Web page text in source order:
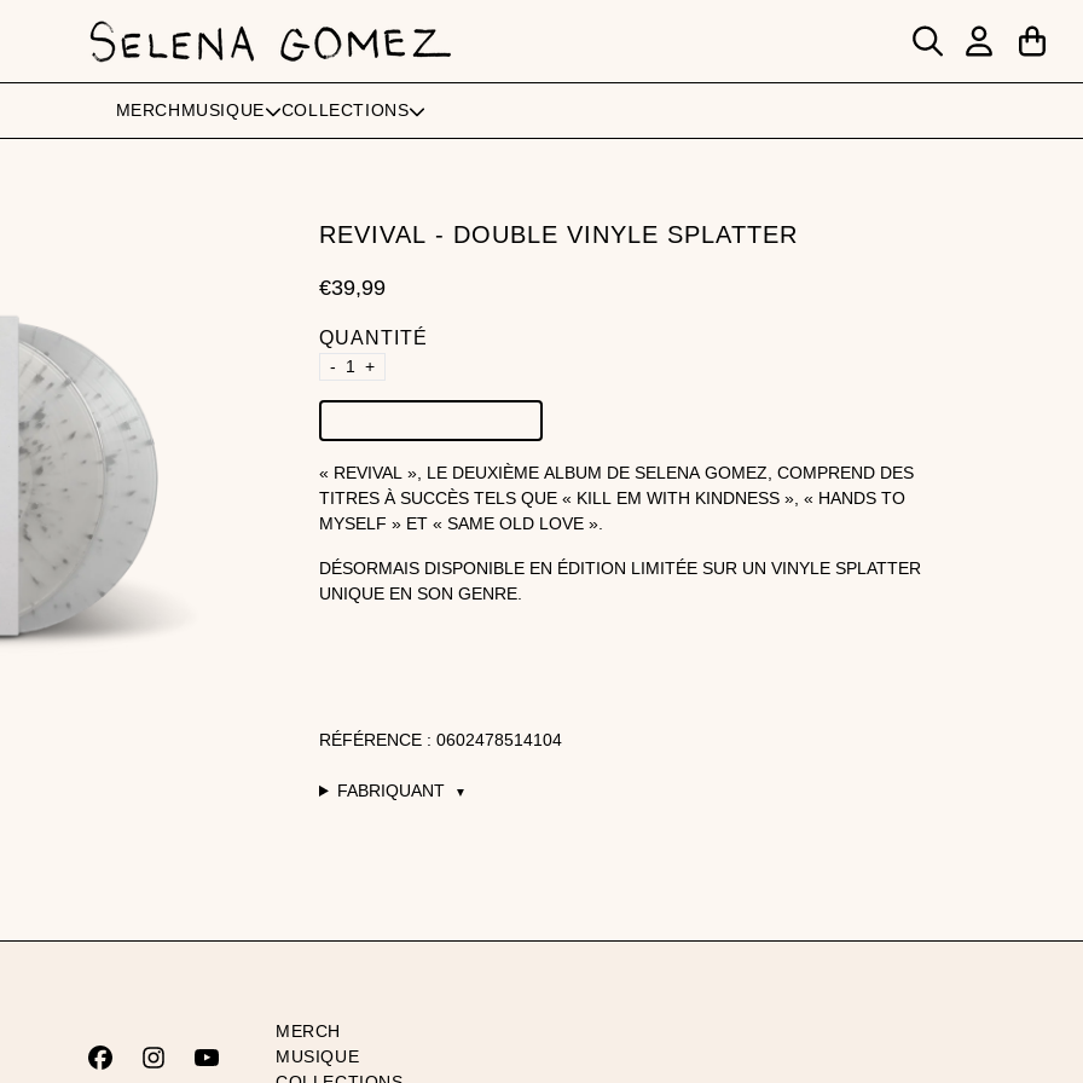
MERCHMUSIQUE COLLECTIONS
REVIVAL - DOUBLE VINYLE SPLATTER
€39,99
QUANTITÉ
- +
AJOUTER REVIVAL - DOUBLE VINYLE
« REVIVAL », LE DEUXIÈME ALBUM DE SELENA GOMEZ, COMPREND DES
TITRES À SUCCÈS TELS QUE « KILL EM WITH KINDNESS », « HANDS TO
MYSELF » ET « SAME OLD LOVE ».
DÉSORMAIS DISPONIBLE EN ÉDITION LIMITÉE SUR UN VINYLE SPLATTER
UNIQUE EN SON GENRE.
RÉFÉRENCE : 0602478514104
FABRIQUANT ▼
MERCH
MUSIQUE